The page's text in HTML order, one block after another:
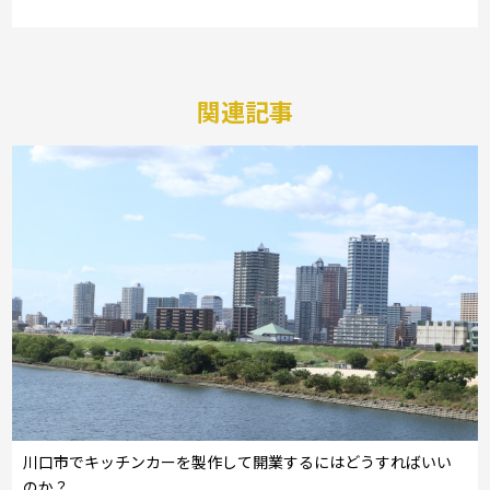
関連記事
川口市でキッチンカーを製作して開業するにはどうすればいい